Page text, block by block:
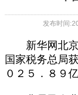
发布时间
新华网北京
国家税务总局
０２５．８９